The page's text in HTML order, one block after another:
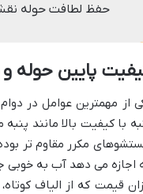
حفظ لطافت حوله
پایین حوله
از مهمترین عوامل در
با کیفیت بالا مانند
مکرر مقاوم تر
اجازه می دهد آب به خوبی
قیمت که از الیاف